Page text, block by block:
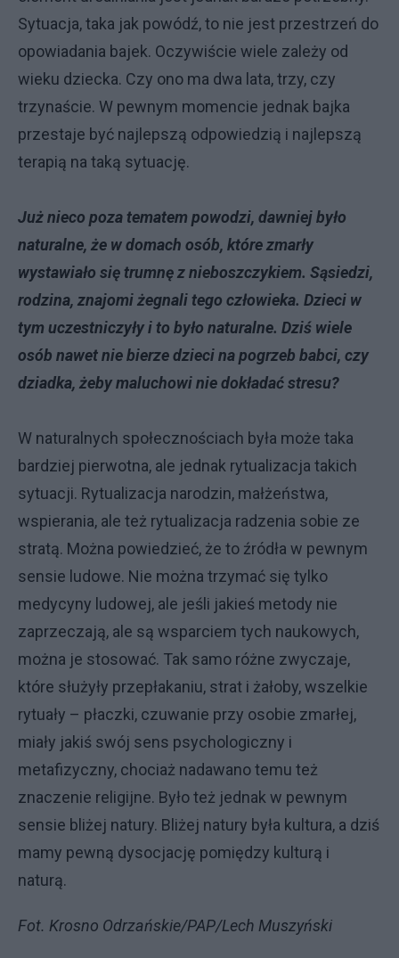
Sytuacja, taka jak powódź, to nie jest przestrzeń do
opowiadania bajek. Oczywiście wiele zależy od
wieku dziecka. Czy ono ma dwa lata, trzy, czy
trzynaście. W pewnym momencie jednak bajka
przestaje być najlepszą odpowiedzią i najlepszą
terapią na taką sytuację.
Już nieco poza tematem powodzi, dawniej było
naturalne, że w domach osób, które zmarły
wystawiało się trumnę z nieboszczykiem. Sąsiedzi,
rodzina, znajomi żegnali tego człowieka. Dzieci w
tym uczestniczyły i to było naturalne. Dziś wiele
osób nawet nie bierze dzieci na pogrzeb babci, czy
dziadka, żeby maluchowi nie dokładać stresu?
W naturalnych społecznościach była może taka
bardziej pierwotna, ale jednak rytualizacja takich
sytuacji. Rytualizacja narodzin, małżeństwa,
wspierania, ale też rytualizacja radzenia sobie ze
stratą. Można powiedzieć, że to źródła w pewnym
sensie ludowe. Nie można trzymać się tylko
medycyny ludowej, ale jeśli jakieś metody nie
zaprzeczają, ale są wsparciem tych naukowych,
można je stosować. Tak samo różne zwyczaje,
które służyły przepłakaniu, strat i żałoby, wszelkie
rytuały – płaczki, czuwanie przy osobie zmarłej,
miały jakiś swój sens psychologiczny i
metafizyczny, chociaż nadawano temu też
znaczenie religijne. Było też jednak w pewnym
sensie bliżej natury. Bliżej natury była kultura, a dziś
mamy pewną dysocjację pomiędzy kulturą i
naturą.
Fot. Krosno Odrzańskie/PAP/Lech Muszyński